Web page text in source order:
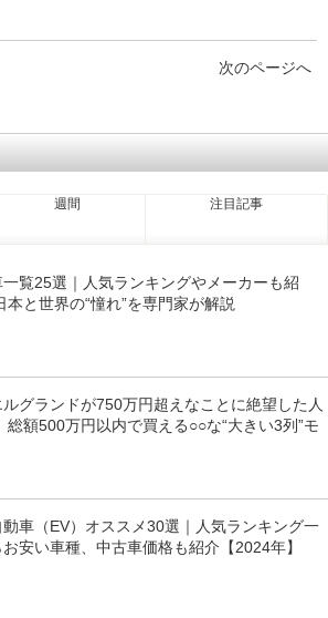
次のページへ
週間 注目記事
覧25選｜人気ランキングやメーカーも紹
本と世界の“憧れ”を専門家が解説
ルグランドが750万円超えなことに絶望した人
総額500万円以内で買える○○な“大きい3列”モ
動車（EV）オススメ30選｜人気ランキング一
安い車種、中古車価格も紹介【2024年】